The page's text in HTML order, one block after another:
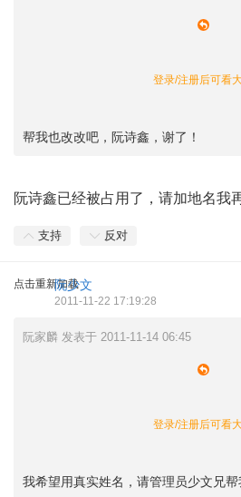
登录/注册后可看
帮我也改改吧，阮诗鑫，谢了！
阮诗鑫已经被占用了，请加地名我
支持 反对
点击重新加载
阮少文
2011-11-22 17:19:28
阮家麟 发表于 2011-11-14 06:45
登录/注册后可看
我希望用真实姓名，请管理员少文兄